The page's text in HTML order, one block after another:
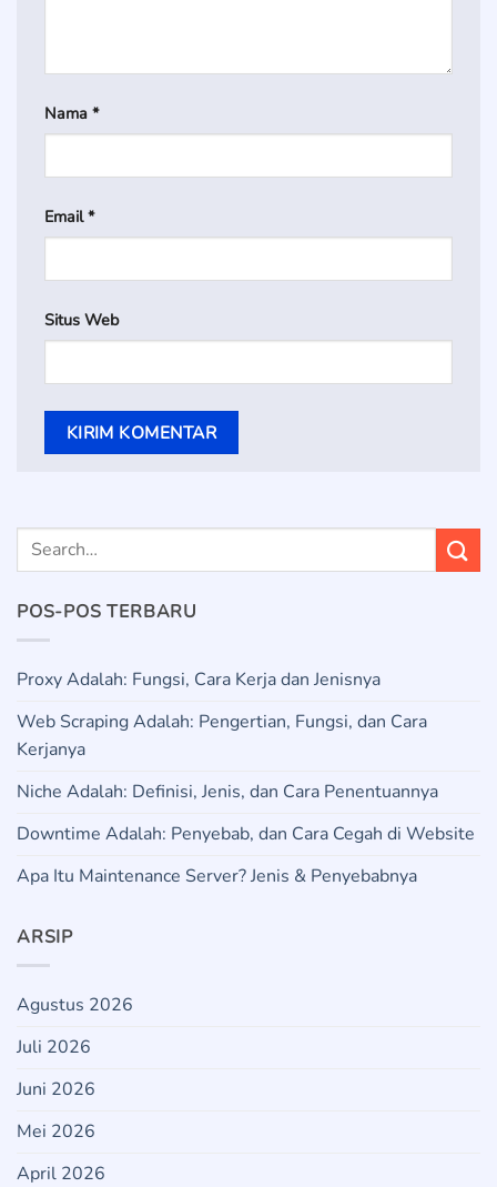
Nama *
Email*
Situs Web
POS-POS TERBARU
Proxy Adalah: Fungsi, Cara Kerja dan Jenisnya
Web Scraping Adalah: Pengertian, Fungsi, dan Cara
Kerjanya
Niche Adalah: Definisi, Jenis, dan Cara Penentuannya
Downtime Adalah: Penyebab, dan Cara Cegah di Website
Apa Itu Maintenance Server? Jenis & Penyebabnya
ARSIP
Agustus 2026
Juli 2026
Juni 2026
Mei 2026
April 2026